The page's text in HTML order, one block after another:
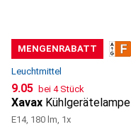
MENGENRABATT
Leuchtmittel
CHF
9.05 bei 4 Stück
Xavax Kühlgerätelampe
E14, 180 lm, 1x